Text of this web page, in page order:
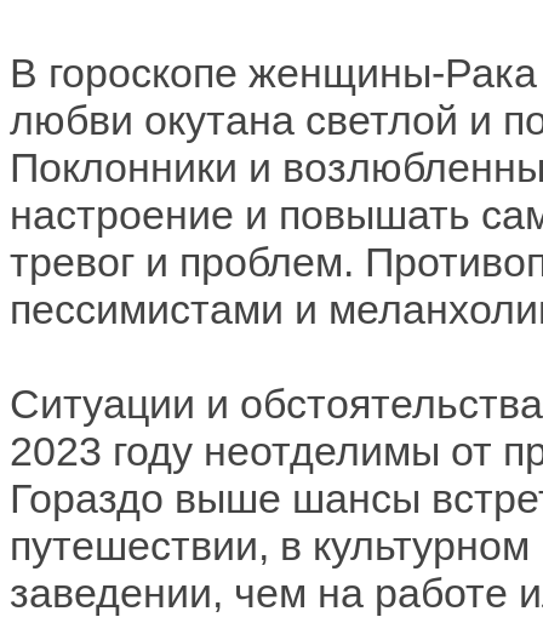
В гороскопе женщины-
любви окутана светлой и
Поклонники и
настроение и повышать
тревог и проблем.
пессимистами и
Ситуации и
2023 году неотделимы от
Гораздо выше шансы
путешествии, в
заведении, чем на работе